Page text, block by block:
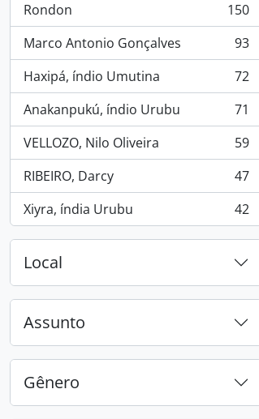
Rondon
, 150 resultados
150
Marco Antonio Gonçalves
, 93 resultados
93
Haxipá, índio Umutina
, 72 resultados
72
Anakanpukú, índio Urubu
, 71 resultados
71
VELLOZO, Nilo Oliveira
, 59 resultados
59
RIBEIRO, Darcy
, 47 resultados
47
Xiyra, índia Urubu
, 42 resultados 42
Local
Assunto
Gênero